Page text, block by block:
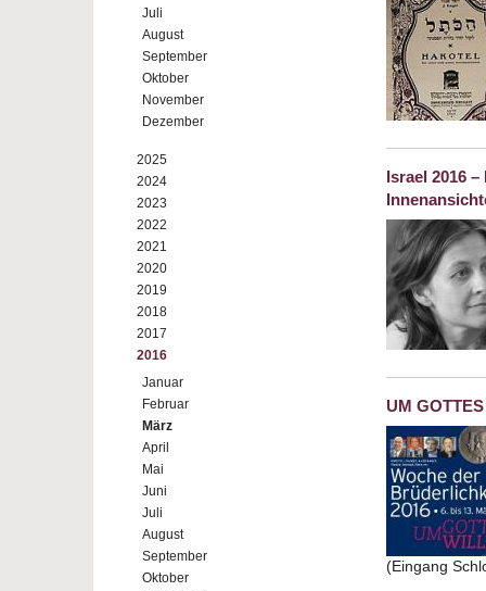
Juli
August
September
Oktober
November
Dezember
2025
2024
2023
2022
2021
2020
2019
2018
2017
2016
Januar
Februar
März
April
Mai
Juni
Juli
August
September
Oktober
Israel 2016
UM
(Eingang